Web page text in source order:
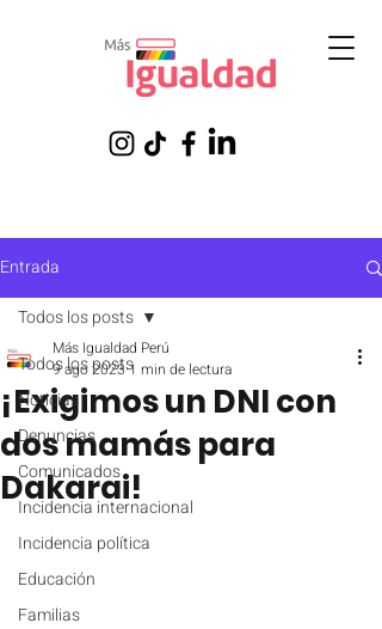
Entrada
Todos los posts
Noticias
Denuncias
Comunicados
Incidencia internacional
Incidencia política
Educación
Familias
Todos los posts
¡Exigimos un DNI con
dos mamás para
Dakarai!
Más Igualdad Perú
9 ago 2023 1 min de lectura